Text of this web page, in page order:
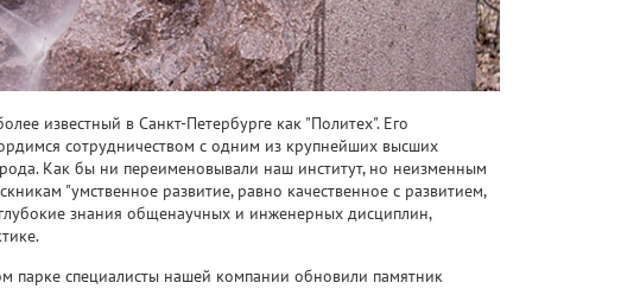
известный в Санкт-Петербурге как "Политех". Его
сотрудничеством с одним из крупнейших высших
Как бы ни переименовывали наш институт, но неизменным
"умственное развитие, равно качественное с развитием,
знания общенаучных и инженерных дисциплин,
парке специалисты нашей компании обновили памятник